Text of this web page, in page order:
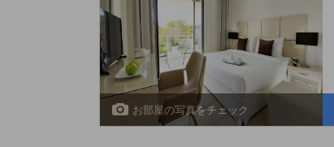
お部屋の写真をチェック